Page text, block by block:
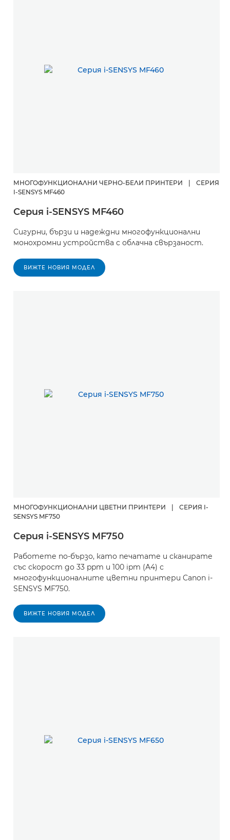
МНОГОФУНКЦИОНАЛНИ ЧЕРНО-БЕЛИ ПРИНТЕРИ
СЕРИЯ
I-SENSYS MF460
Серия i-SENSYS MF460
Сигурни, бързи и надеждни многофункционални
монохромни устройства с облачна свързаност.
ВИЖТЕ НОВИЯ МОДЕЛ
МНОГОФУНКЦИОНАЛНИ ЦВЕТНИ ПРИНТЕРИ
СЕРИЯ I-
SENSYS MF750
Серия i-SENSYS MF750
Работете по-бързо, като печатате и сканирате
със скорост до 33 ppm и 100 ipm (A4) с
многофункционалните цветни принтери Canon i-
SENSYS MF750.
ВИЖТЕ НОВИЯ МОДЕЛ